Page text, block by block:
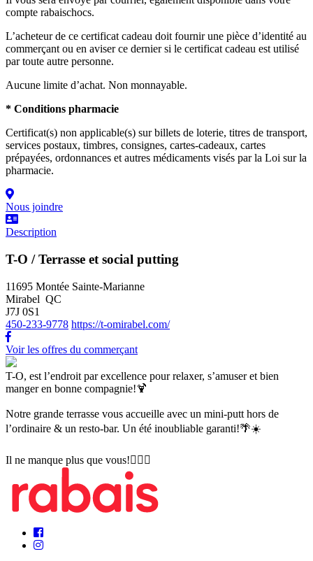
compte rabaischocs.
L’acheteur de ce certificat cadeau doit fournir une pièce d’identité au
commerçant ou en aviser ce dernier si le certificat cadeau est utilisé
par toute autre personne.
Aucune limite d’achat. Non monnayable.
* Conditions pharmacie
Certificat(s) non applicable(s) sur billets de loterie, titres de transport,
services postaux, timbres, consignes, cartes-cadeaux, cartes
prépayées, ordonnances et autres médicaments visés par la Loi sur la
pharmacie.
Nous joindre
Description
T-O / Terrasse et social putting
11695 Montée Sainte-Marianne
Mirabel QC
J7J 0S1
450-233-9778 https://t-omirabel.com/
Voir les offres du commerçant
T-O, est l’endroit par excellence pour relaxer, s’amuser et bien
manger en bonne compagnie!🍹
Notre grande terrasse vous accueille avec un mini-putt hors de
l’ordinaire & un resto-bar. Un été inoubliable garanti!🌴☀️
Il ne manque plus que vous!🏌🏽‍♀️